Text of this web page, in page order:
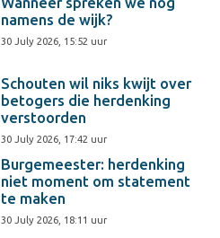
namens de wijk?
30 July 2026, 15:52 uur
Schouten wil niks kwijt over
betogers die herdenking
verstoorden
30 July 2026, 17:42 uur
Burgemeester: herdenking
niet moment om statement
te maken
30 July 2026, 18:11 uur